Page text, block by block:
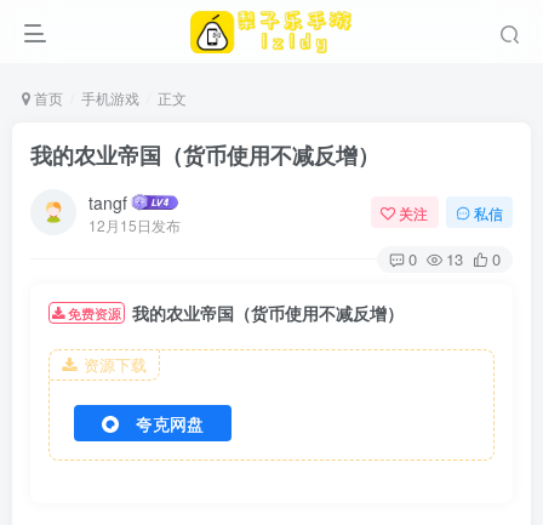
首页 手机游戏 正文
我的农业帝国（货币使用不减反增）
tangf
12月15日发布
关注 私信
0 13 0
免费资源 我的农业帝国（货币使用不减反增）
资源下载
夸克网盘